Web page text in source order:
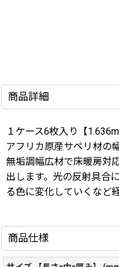
商品詳細
１ケース6枚入り【
アフリカ原産サペリ材の
無垢調幅広材で床暖房対応
出します。光の反射具合
る色に変化していくなど
商品仕様